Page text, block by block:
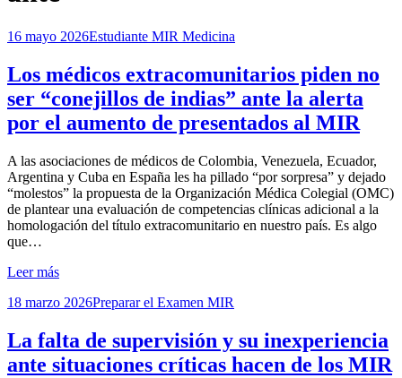
Publicada
16 mayo 2026Estudiante MIR Medicina
Los médicos extracomunitarios piden no
ser “conejillos de indias” ante la alerta
por el aumento de presentados al MIR
porExamen MIR
A las asociaciones de médicos de Colombia, Venezuela, Ecuador,
Argentina y Cuba en España les ha pillado “por sorpresa” y dejado
“molestos” la propuesta de la Organización Médica Colegial (OMC)
de plantear una evaluación de competencias clínicas adicional a la
homologación del título extracomunitario en nuestro país. Es algo
que…
Leer más
Publicada
18 marzo 2026Preparar el Examen MIR
La falta de supervisión y su inexperiencia
ante situaciones críticas hacen de los MIR